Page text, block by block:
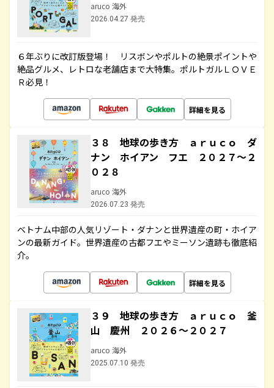
aruco 海外
2026.04.27 発売
６年ぶりに改訂版登場！ リスボンやポルトの絶景ポイントや
絶品グルメ、レトロな老舗店まで大特集。ポルトガルＬＯＶＥ
Ｒ必見！
詳細を見る
３８ 地球の歩き方 ａｒｕｃｏ ダ
ナン ホイアン フエ ２０２７～２
０２８
aruco 海外
2026.07.23 発売
ベトナム中部の人気リゾート・ダナンと世界遺産の町・ホイア
ンの最新ガイド。世界遺産の古都フエやミーソン遺跡も徹底紹
介。
詳細を見る
３９ 地球の歩き方 ａｒｕｃｏ 釜
山 慶州 ２０２６～２０２７
aruco 海外
2025.07.10 発売